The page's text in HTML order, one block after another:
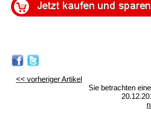
<< vorheriger Artikel
Sie betrachten